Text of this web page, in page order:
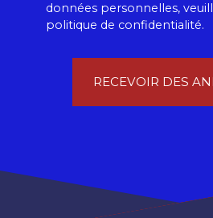
données personnelles,
politique de confidentialité.
RECEVOIR DES